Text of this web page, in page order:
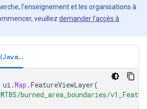
l'enseignement et les organisations à
veuillez demander l'accès à
Éditeur de code (JavaScript)
ui .Map . FeatureViewLayer(
MTBS/burned_area_boundaries/